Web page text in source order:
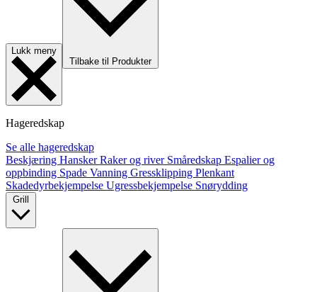
Lukk meny
Tilbake til Produkter
Hageredskap
Se alle hageredskap
Beskjæring HanskerRaker og river Småredskap Espalier og
oppbinding Spade Vanning Gressklipping Plenkant
Skadedyrbekjempelse Ugressbekjempelse Snørydding